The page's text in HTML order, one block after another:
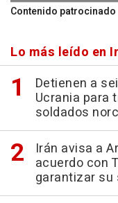
Contenido patrocinado
Lo más leído en
Detienen a
Ucrania para
soldados
Irán avisa a
acuerdo con
garantizar su